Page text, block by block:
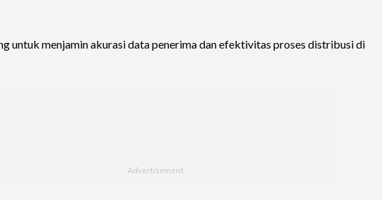
untuk menjamin akurasi data penerima dan efektivitas proses distribusi di